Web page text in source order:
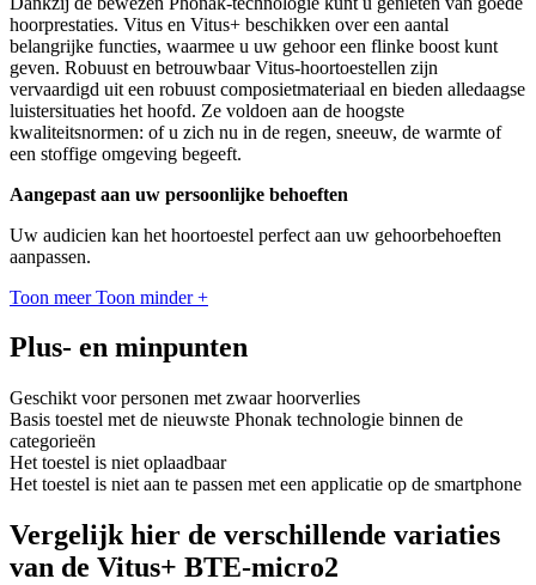
hoorprestaties. Vitus en Vitus+ beschikken over een aantal
belangrijke functies, waarmee u uw gehoor een flinke boost kunt
geven. Robuust en betrouwbaar Vitus-hoortoestellen zijn
vervaardigd uit een robuust composietmateriaal en bieden alledaagse
luistersituaties het hoofd. Ze voldoen aan de hoogste
kwaliteitsnormen: of u zich nu in de regen, sneeuw, de warmte of
een stoffige omgeving begeeft.
Aangepast aan uw persoonlijke behoeften
Uw audicien kan het hoortoestel perfect aan uw gehoorbehoeften
aanpassen.
Toon meer Toon minder +
Plus- en minpunten
Geschikt voor personen met zwaar hoorverlies
Basis toestel met de nieuwste Phonak technologie binnen de
categorieën
Het toestel is niet oplaadbaar
Het toestel is niet aan te passen met een applicatie op de smartphone
Vergelijk hier de verschillende variaties
van de Vitus+ BTE-micro2